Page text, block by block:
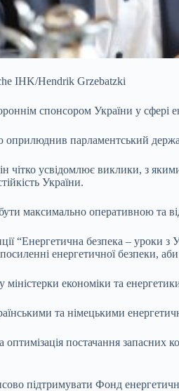
IHK/Hendrik Grzebatzki
спонсором України у сфері
парламентський
чітко усвідомлює виклики, з
України.
максимально оперативною та
“Енергетична безпека – уроки
енергетичної безпеки,
міністерки економіки та
та німецькими
постачання
підтримувати Фонд